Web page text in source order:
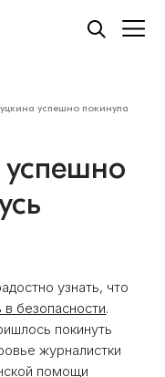
успешно покинула
успешно
узнать, что
в безопасности.
покинуть
журналистки
помощи